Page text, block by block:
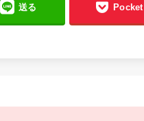
送る Pocket